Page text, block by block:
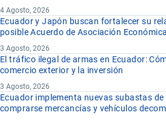
4 Agosto, 2026
Ecuador y Japón buscan fortalecer su
posible Acuerdo de Asociación Económica
3 Agosto, 2026
El tráfico ilegal de armas en Ecuador:
comercio exterior y la inversión
3 Agosto, 2026
Ecuador implementa nuevas subastas
comprarse mercancías y vehículos